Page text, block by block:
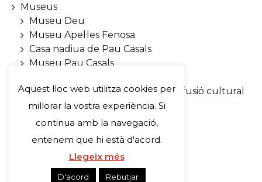
Museus
Museu Deu
Museu Apel·les Fenosa
Casa nadiua de Pau Casals
Museu Pau Casals
Sala Portal del Pardo. Espai de difusió cultural
Visita’ns
Rutes
Compra d’entrades
Aquest lloc web utilitza cookies per
millorar la vostra experiència. Si
continua amb la navegació,
entenem que hi està d'acord.
Llegeix més
D'acord Rebutjar